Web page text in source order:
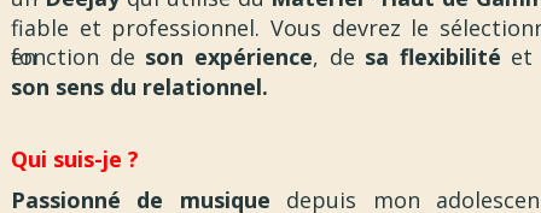
fiable et professionnel. Vous devrez le
en
fonction de son expérience, de sa flexibilité et
son sens du relationnel.
Qui suis-je ?
Passionné de musique depuis mon